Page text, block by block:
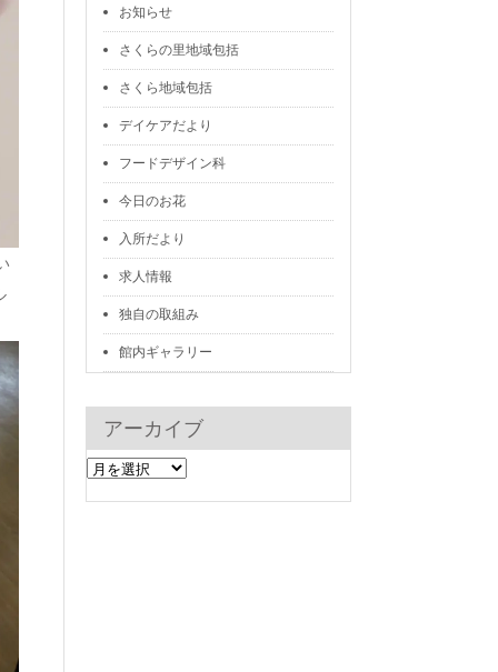
お知らせ
さくらの里地域包括
さくら地域包括
デイケアだより
フードデザイン科
今日のお花
入所だより
求人情報
独自の取組み
館内ギャラリー
アーカイブ
ア
ー